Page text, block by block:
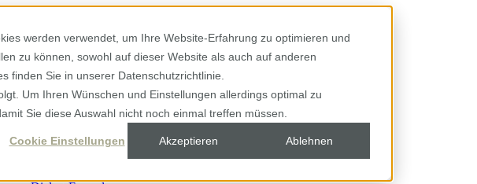
werden verwendet, um Ihre Website-Erfahrung zu optimieren und
zu können, sowohl auf dieser Website als auch auf anderen
finden Sie in unserer Datenschutzrichtlinie.
Um Ihren Wünschen und Einstellungen allerdings optimal zu
Sie diese Auswahl nicht noch einmal treffen müssen.
Cookie Einstellungen Akzeptieren Ablehnen